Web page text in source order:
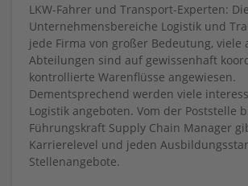
LKW-Fahrer und Transport-Experten: Die
Unternehmensbereiche Logistik und
jede Firma von großer Bedeutung, viele
Abteilungen sind auf gewissenhaft
kontrollierte Warenflüsse angewiesen.
Dementsprechend werden viele
Logistik angeboten. Vom der Poststelle
Führungskraft Supply Chain Manager
Karrierelevel und jeden
Stellenangebote.